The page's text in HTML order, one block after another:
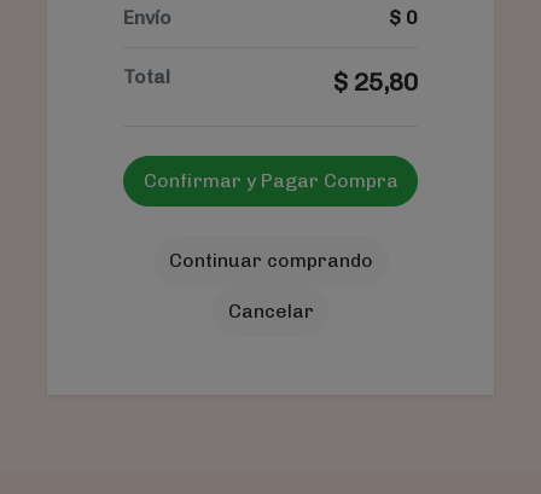
Envío $ 0
Total $ 25,80
Confirmar y Pagar Compra
Continuar comprando
Cancelar